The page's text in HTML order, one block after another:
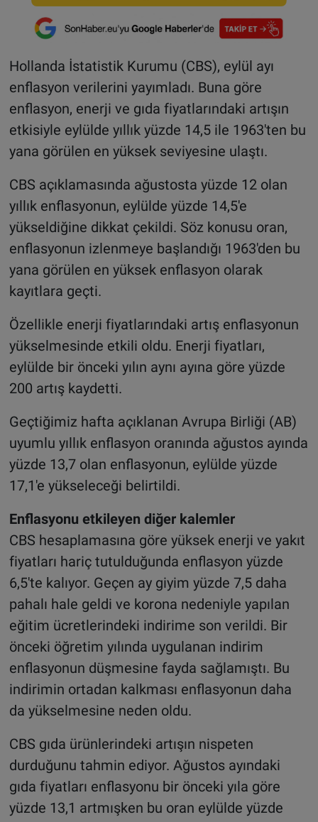
Hollanda İstatistik Kurumu (CBS), eylül ayı
enflasyon verilerini yayımladı. Buna göre
enflasyon, enerji ve gıda fiyatlarındaki artışın
etkisiyle eylülde yıllık yüzde 14,5 ile 1963'ten bu
yana görülen en yüksek seviyesine ulaştı.
CBS açıklamasında ağustosta yüzde 12 olan
yıllık enflasyonun, eylülde yüzde 14,5'e
yükseldiğine dikkat çekildi. Söz konusu oran,
enflasyonun izlenmeye başlandığı 1963'den bu
yana görülen en yüksek enflasyon olarak
kayıtlara geçti.
Özellikle enerji fiyatlarındaki artış enflasyonun
yükselmesinde etkili oldu. Enerji fiyatları,
eylülde bir önceki yılın aynı ayına göre yüzde
200 artış kaydetti.
Geçtiğimiz hafta açıklanan Avrupa Birliği (AB)
uyumlu yıllık enflasyon oranında ağustos ayında
yüzde 13,7 olan enflasyonun, eylülde yüzde
17,1'e yükseleceği belirtildi.
Enflasyonu etkileyen diğer kalemler
CBS hesaplamasına göre yüksek enerji ve yakıt
fiyatları hariç tutulduğunda enflasyon yüzde
6,5'te kalıyor. Geçen ay giyim yüzde 7,5 daha
pahalı hale geldi ve korona nedeniyle yapılan
eğitim ücretlerindeki indirime son verildi. Bir
önceki öğretim yılında uygulanan indirim
enflasyonun düşmesine fayda sağlamıştı. Bu
indirimin ortadan kalkması enflasyonun daha
da yükselmesine neden oldu.
CBS gıda ürünlerindeki artışın nispeten
durduğunu tahmin ediyor. Ağustos ayındaki
gıda fiyatları enflasyonu bir önceki yıla göre
yüzde 13,1 artmışken bu oran eylülde yüzde